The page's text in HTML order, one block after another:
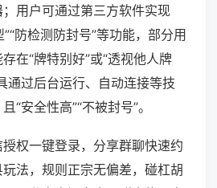
用户可通过第三方软件实现
防检测防封号”等功能，部分用
在“牌特别好”或“透视他人牌
通过后台运行、自动连接等技
“安全性高”“不被封号”。
权一键登录，分享群聊快速约
法，规则正宗无偏差，碰杠胡